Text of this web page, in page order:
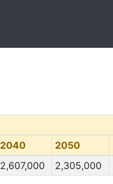
2040 2050
2,607,000 2,305,000